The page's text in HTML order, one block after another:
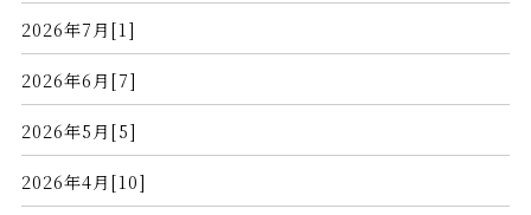
2026年7月[1]
2026年6月[7]
2026年5月[5]
2026年4月[10]